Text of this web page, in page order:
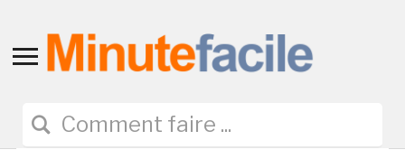
Toggle
navigation